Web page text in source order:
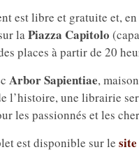
est libre et gratuite et,
laPiazza Capitolo
places à partir de 20
Arbor Sapientiae,
l’histoire, une librairie
les passionnés et les
est disponible sur le